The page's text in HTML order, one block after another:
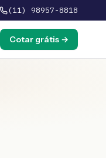
(11) 98957-8818
Cotar grátis →